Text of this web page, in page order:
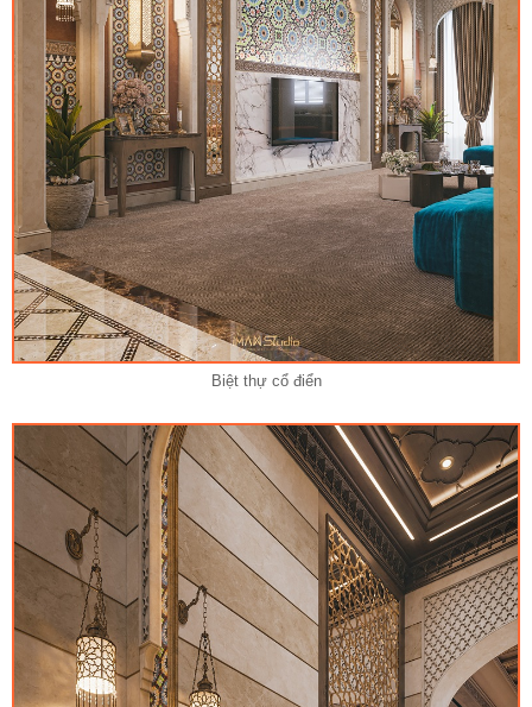
Biệt thự cổ điển